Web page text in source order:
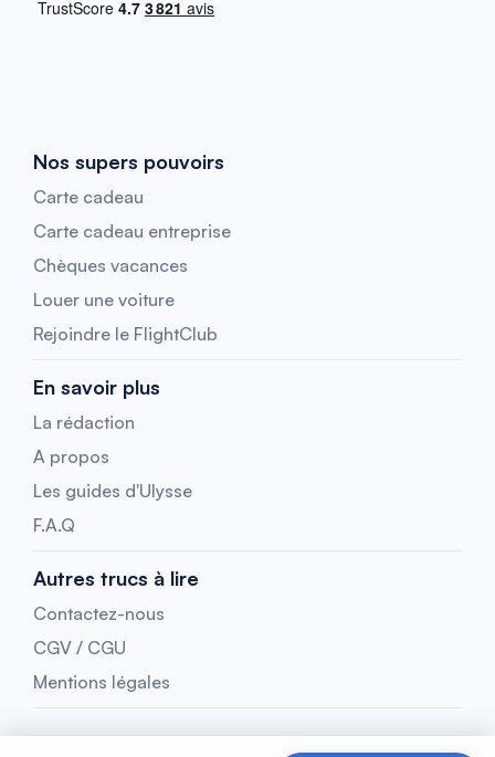
Nos supers pouvoirs
Carte cadeau
Carte cadeau entreprise
Chèques vacances
Louer une voiture
Rejoindre le FlightClub
En savoir plus
La rédaction
A propos
Les guides d'Ulysse
F.A.Q
Autres trucs à lire
Contactez-nous
CGV / CGU
Mentions légales